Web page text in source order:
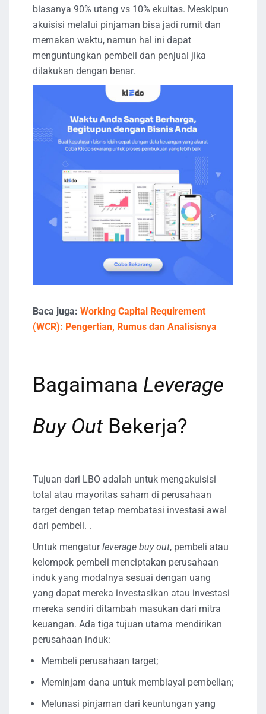
biasanya 90% utang vs 10% ekuitas. Meskipun
akuisisi melalui pinjaman bisa jadi rumit dan
memakan waktu, namun hal ini dapat
menguntungkan pembeli dan penjual jika
dilakukan dengan benar.
Baca juga: Working Capital Requirement
(WCR): Pengertian, Rumus dan Analisisnya
Bagaimana Leverage
Buy OutBekerja?
Tujuan dari LBO adalah untuk mengakuisisi
total atau mayoritas saham di perusahaan
target dengan tetap membatasi investasi awal
dari pembeli. .
Untuk mengaturleverage buy out, pembeli atau
kelompok pembeli menciptakan perusahaan
induk yang modalnya sesuai dengan uang
yang dapat mereka investasikan atau investasi
mereka sendiri ditambah masukan dari mitra
keuangan. Ada tiga tujuan utama mendirikan
perusahaan induk:
Membeli perusahaan target;
Meminjam dana untuk membiayai pembelian;
Melunasi pinjaman dari keuntungan yang